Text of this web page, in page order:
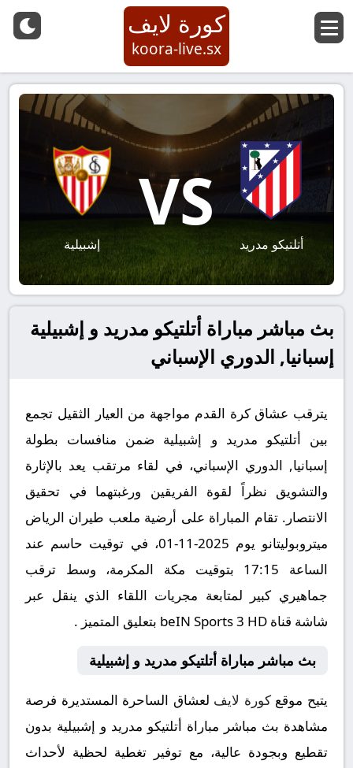
كورة لايف
koora-live.sx
أتلتيكو مدريد
VS
إشبيلية
بث مباشر مباراة أتلتيكو مدريد و إشبيلية
إسبانيا, الدوري الإسباني
يترقب عشاق كرة القدم مواجهة من العيار الثقيل تجمع
بين أتلتيكو مدريد و إشبيلية ضمن منافسات بطولة
إسبانيا, الدوري الإسباني، في لقاء مرتقب يعد بالإثارة
والتشويق نظراً لقوة الفريقين ورغبتهما في تحقيق
الانتصار. تقام المباراة على أرضية ملعب طيران الرياض
ميتروبوليتانو يوم 2025-11-01، في توقيت حاسم عند
الساعة 17:15 بتوقيت مكة المكرمة، وسط ترقب
جماهيري كبير لمتابعة مجريات اللقاء الذي ينقل عبر
شاشة قناة beIN Sports 3 HD بتعليق المتميز .
بث مباشر مباراة أتلتيكو مدريد و إشبيلية
يتيح موقعكورة لايف لعشاق الساحرة المستديرة فرصة
مشاهدة بث مباشر مباراة أتلتيكو مدريد و إشبيلية بدون
تقطيع وبجودة عالية، مع توفير تغطية لحظية لأحداث